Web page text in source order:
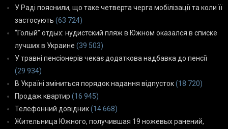
У Раді пояснили, що таке четверта черга мобілізації та коли її
застосують (63 724)
“Голый” отдых: нудистский пляж в Южном оказался в списке
лучших в Украине (39 503)
У травні пенсіонерів чекає додаткова надбавка до пенсії
(29 934)
В Україні зміниться порядок надання відпусток(18 720)
Продаж квартир (16 945)
Телефонний довідник(14 668)
Жительница Южного, получившая 19 ножевых ранений,